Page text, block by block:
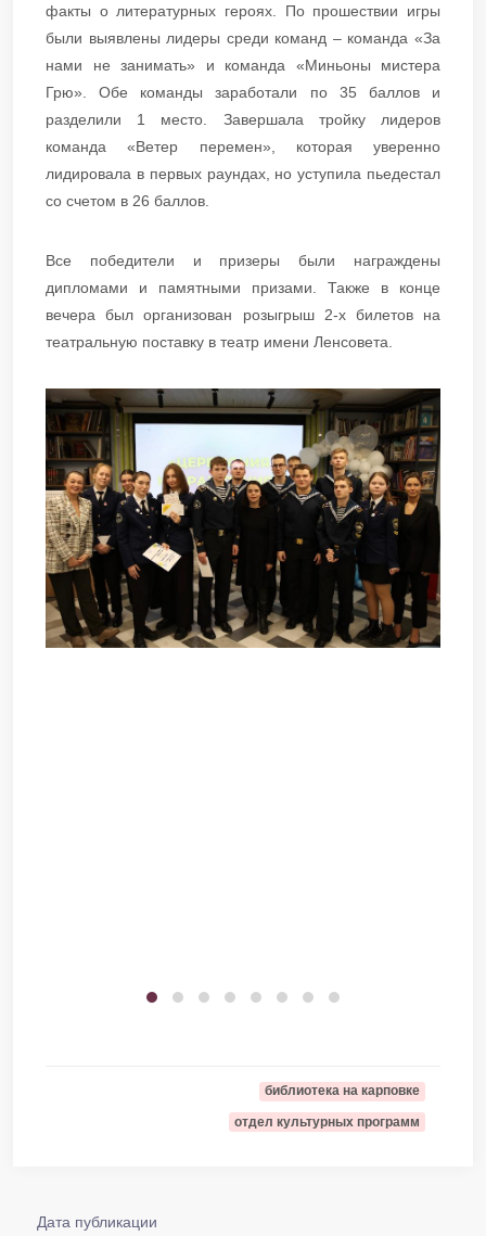
факты о литературных героях. По прошествии игры
были выявлены лидеры среди команд – команда «За
нами не занимать» и команда «Миньоны мистера
Грю». Обе команды заработали по 35 баллов и
разделили 1 место. Завершала тройку лидеров
команда «Ветер перемен», которая уверенно
лидировала в первых раундах, но уступила пьедестал
со счетом в 26 баллов.
Все победители и призеры были награждены
дипломами и памятными призами. Также в конце
вечера был организован розыгрыш 2-х билетов на
театральную поставку в театр имени Ленсовета. ​​​​​​​
библиотека на карповке
отдел культурных программ
Дата публикации